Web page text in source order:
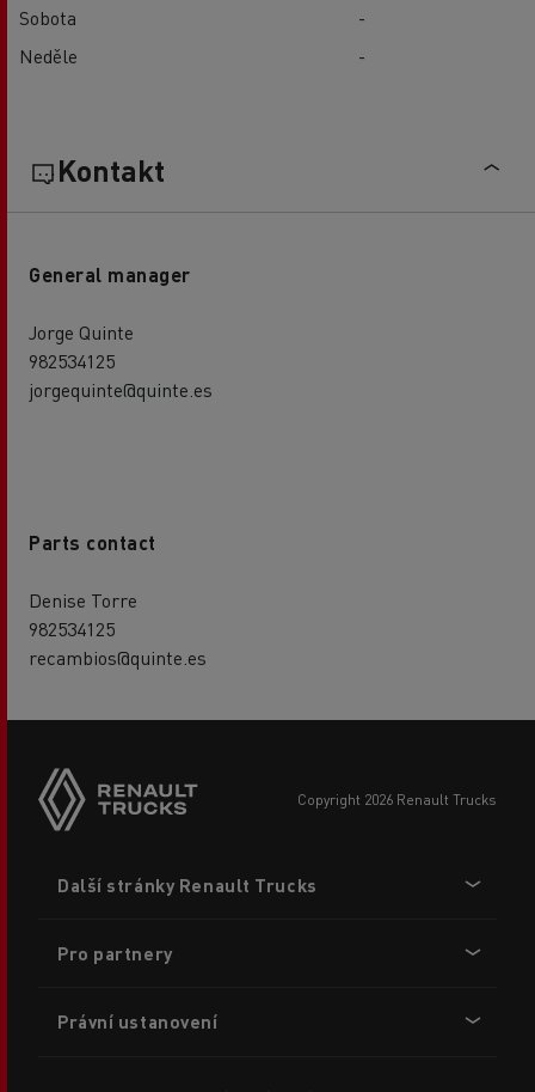
Sobota
-
Neděle
-
Kontakt
General manager
Jorge Quinte
982534125
jorgequinte@quinte.es
Parts contact
Denise Torre
982534125
recambios@quinte.es
copyright 2026 Renault Trucks
menu
Další stránky Renault Trucks
Pro partnery
Právní ustanovení